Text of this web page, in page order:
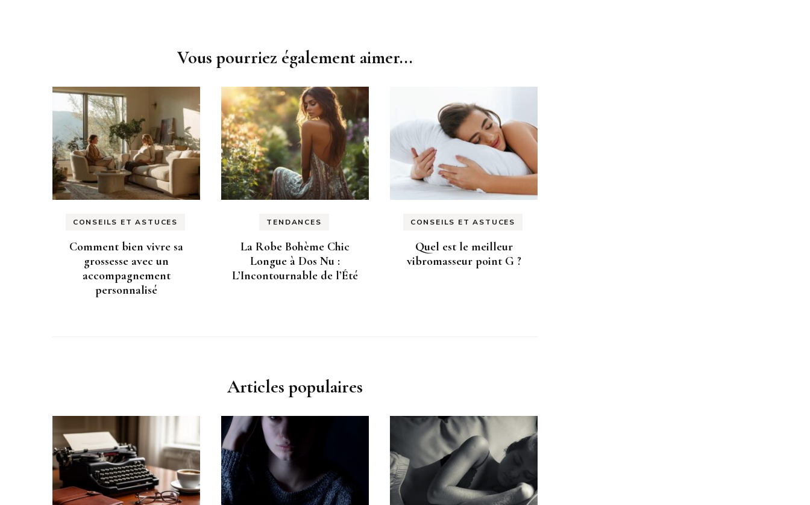
Vous pourriez également aimer...
CONSEILS ET ASTUCES
Comment bien vivre sa
grossesse avec un
accompagnement
personnalisé
TENDANCES
La Robe Bohème Chic
Longue à Dos Nu :
L’Incontournable de l’Été
CONSEILS ET ASTUCES
Quel est le meilleur
vibromasseur point G ?
Articles populaires